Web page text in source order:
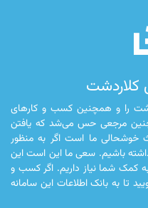
کلاردشت
را و همچنین کسب و کارهای
چنین مرجعی حس می‌شد که یافتن
خوشحالی ما است اگر به منظور
باشیم. سعی ما این است این
کمک شما نیاز داریم. اگر کسب و
تا به بانک اطلاعات این سامانه